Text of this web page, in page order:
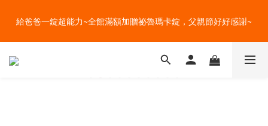
吃菜~
給爸爸一錠超能力~全館滿額加贈祕魯瑪卡錠，父親節好好感謝~
盛夏的餐桌，一定少不了美蔬菜的清爽~ A+B 送購物金🎁一起好好